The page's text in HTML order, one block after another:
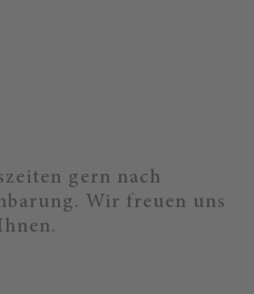
gern nach
Wir freuen uns